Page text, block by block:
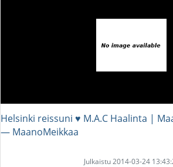
Helsinki reissuni ♥ M.A.C Haalinta |
― MaanoMeikkaa
Julkaistu 2014-03-24